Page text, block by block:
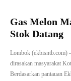
Gas Melon
Stok Datang
Lombok (ekbisntb.com)
dirasakan masyarakat
Berdasarkan pantauan